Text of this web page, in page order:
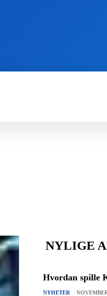
NYLIGE
Hvordan spille
NYHETER